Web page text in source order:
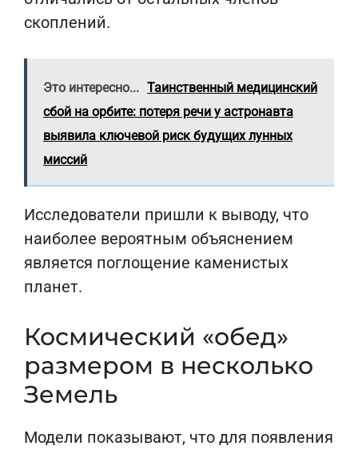
скоплений.
Это интересно... Таинственный медицинский
сбой на орбите: потеря речи у астронавта
выявила ключевой риск будущих лунных
миссий
Исследователи пришли к выводу, что
наиболее вероятным объяснением
является поглощение каменистых
планет.
Космический «обед»
размером в несколько
Земель
Модели показывают, что для появления